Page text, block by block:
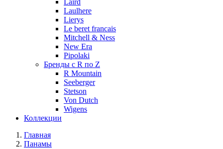
Laird
Laulhere
Lierys
Le beret francais
Mitchell & Ness
New Era
Pipolaki
Бренды с R по Z
R Mountain
Seeberger
Stetson
Von Dutch
Wigens
Коллекции
Главная
Панамы